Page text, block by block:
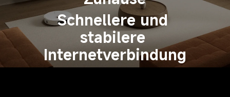
Schnellere und
stabilere
Internetverbindung